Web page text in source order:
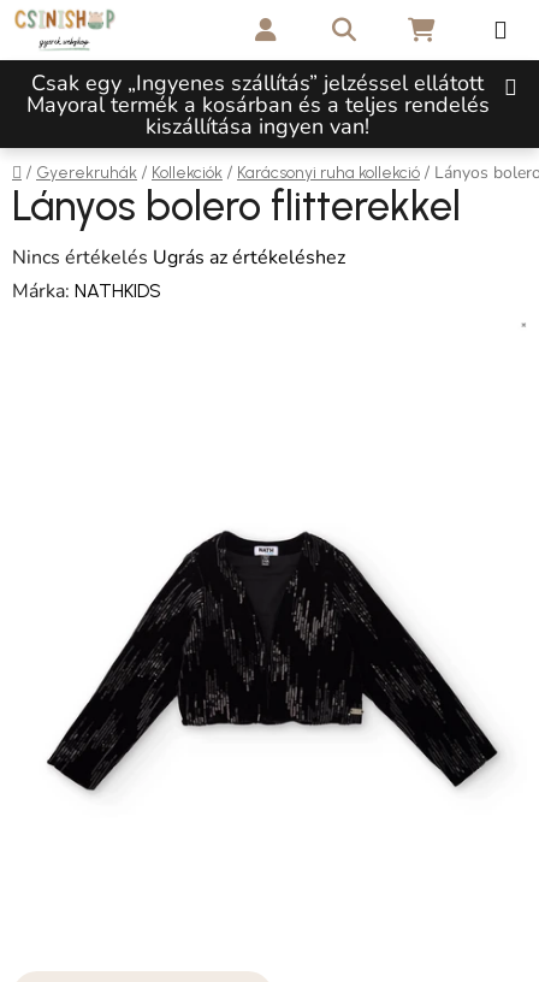
Ugrás a fő tartalomhoz
Csak egy „Ingyenes szállítás” jelzéssel ellátott
Mayoral termék a kosárban és a teljes rendelés
kiszállítása ingyen van!
KeresésKOSÁR
Kezdőlap
/ Gyerekruhák / Kollekciók / Karácsonyi ruha kollekció / Lányos
Lányos bolero flitterekkel
A termék átlagos értékelése 5-ből 0,0 csillag.
Nincs értékelés Ugrás az értékeléshez
Márka: NATHKIDS